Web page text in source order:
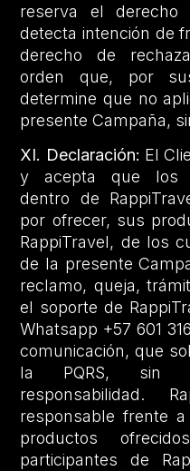
reserva el derecho
detecta intención de
derecho de
orden que, por
determine que no
presente Campaña,
XI. Declaración: El
y acepta que los
dentro de
por ofrecer, sus
RappiTravel, de los
de la presente
reclamo, queja,
el soporte de
Whatsapp +57 601
comunicación, que
la PQRS, sin
responsabilidad.
responsable frente
productos
participantes de